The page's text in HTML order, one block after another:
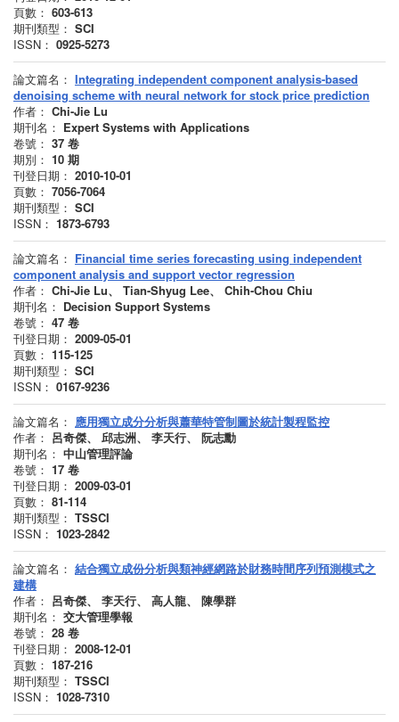
頁數： 603-613
期刊類型： SCI
ISSN： 0925-5273
論文篇名： Integrating independent component analysis-based
denoising scheme with neural network for stock price prediction
作者： Chi-Jie Lu
期刊名： Expert Systems with Applications
卷號： 37 卷
期別： 10 期
刊登日期： 2010-10-01
頁數： 7056-7064
期刊類型： SCI
ISSN： 1873-6793
論文篇名： Financial time series forecasting using independent
component analysis and support vector regression
作者： Chi-Jie Lu、 Tian-Shyug Lee、 Chih-Chou Chiu
期刊名： Decision Support Systems
卷號： 47 卷
刊登日期： 2009-05-01
頁數： 115-125
期刊類型： SCI
ISSN： ‎0167-9236
論文篇名： 應用獨立成分分析與蕭華特管制圖於統計製程監控
作者： 呂奇傑、 邱志洲、 李天行、 阮志勳
期刊名： 中山管理評論
卷號： 17 卷
刊登日期： 2009-03-01
頁數： 81-114
期刊類型： TSSCI
ISSN： 1023-2842
論文篇名： 結合獨立成份分析與類神經網路於財務時間序列預測模式之
建構
作者： 呂奇傑、 李天行、 高人龍、 陳學群
期刊名： 交大管理學報
卷號： 28 卷
刊登日期： 2008-12-01
頁數： 187-216
期刊類型： TSSCI
ISSN： 1028-7310